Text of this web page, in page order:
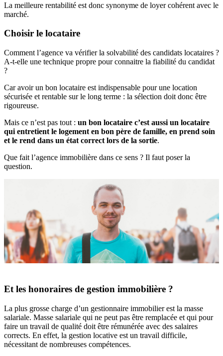
La meilleure rentabilité est donc synonyme de loyer cohérent avec le
marché.
Choisir le locataire
Comment l’agence va vérifier la solvabilité des candidats locataires ?
A-t-elle une technique propre pour connaitre la fiabilité du candidat
?
Car avoir un bon locataire est indispensable pour une location
sécurisée et rentable sur le long terme : la sélection doit donc être
rigoureuse.
Mais ce n’est pas tout : un bon locataire c’est aussi un locataire
qui entretient le logement en bon père de famille, en prend soin
et le rend dans un état correct lors de la sortie.
Que fait l’agence immobilière dans ce sens ? Il faut poser la
question.
Et les honoraires de gestion immobilière ?
La plus grosse charge d’un gestionnaire immobilier est la masse
salariale. Masse salariale qui ne peut pas être remplacée et qui pour
faire un travail de qualité doit être rémunérée avec des salaires
corrects. En effet, la gestion locative est un travail difficile,
nécessitant de nombreuses compétences.